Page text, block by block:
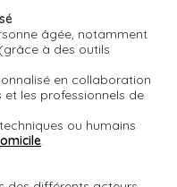
âgée, notamment
(grâce à des outils
en collaboration
les professionnels de
ou humains
.